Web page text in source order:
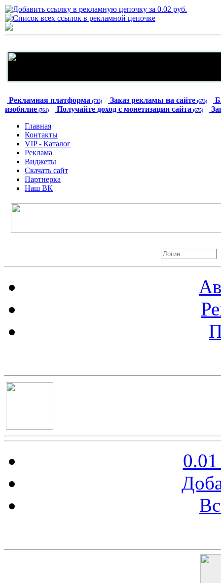
Рекламная платформа (733) Заказ рекламы на сайте (673)
изобилие (761) Получайте доход с монетизации сайта (675)
Главная
Контакты
VIP - Каталог
Реклама
Виджеты
Скачать сайт
Партнерка
Наш ВК